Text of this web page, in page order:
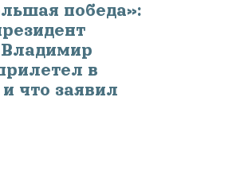
победа»:
в
что заявил